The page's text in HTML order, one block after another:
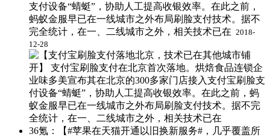
支付设备“蜻蜓”，协助人工提高收银效率。在此之前，
蚂蚁金服早已在一线城市之外布局刷脸支付技术。据不
完全统计，在一、二线城市之外，相关技术已在 ​ 2018-
12-28
36氪：【#苹果在天猫开通以旧换新服务#，几乎覆盖所